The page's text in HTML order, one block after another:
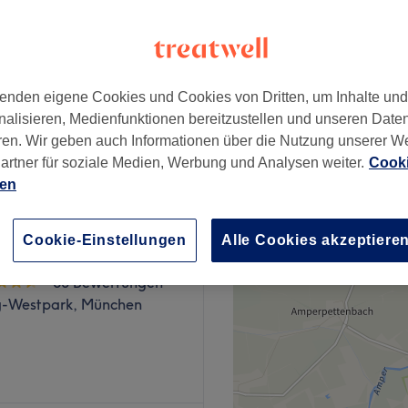
ab 0,01 €
von Profi Beauty in
GLAM
80 Bewertungen
Westpark, München
eigene Cookies und Cookies von Dritten, um Inhalte
Medienfunktionen bereitzustellen und unseren
Wir geben auch Informationen über die Nutzung unserer
für soziale Medien, Werbung und Analysen weiter.
Cookie-Einstellungen Alle Cookies akzeptieren